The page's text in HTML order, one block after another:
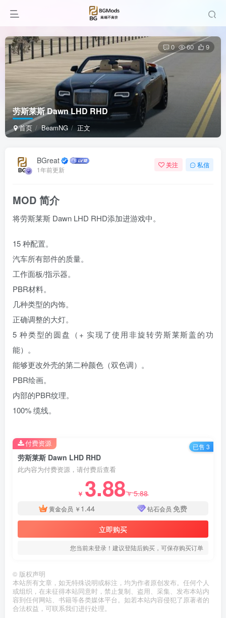
劳斯莱斯 Dawn LHD RHD
首页 BeamNG 正文
0 60 9
BGreat
1年前更新
关注 私信
MOD 简介
将劳斯莱斯 Dawn LHD RHD添加进游戏中。
15 种配置。
汽车所有部件的质量。
工作面板/指示器。
PBR材料。
几种类型的内饰。
正确调整的大灯。
5 种类型的圆盘（+ 实现了使用非旋转劳斯莱斯盖的功
能）。
能够更改外壳的第二种颜色（双色调）。
PBR绘画。
内部的PBR纹理。
100% 缆线。
劳斯莱斯 Dawn LHD RHD
此内容为付费资源，请付费后查看
￥ 3.88￥5.88
黄金会员 ￥ 1.44 钻石会员 免费
立即购买
您当前未登录！建议登陆后购买，可保存购买订单
付费资源 已售 3
© 版权声明
本站所有文章，如无特殊说明或标注，均为作者原创发布。任何个人
或组织，在未征得本站同意时，禁止复制、盗用、采集、发布本站内
容到任何网站、书籍等各类媒体平台。如若本站内容侵犯了原著者的
合法权益，可联系我们进行处理。